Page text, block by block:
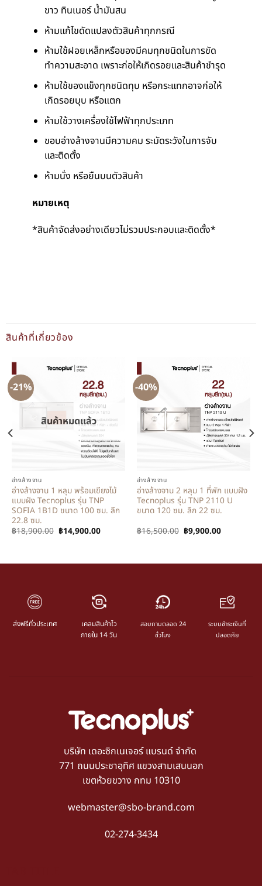
ขาว ทินเนอร์ น้ำมันสน
ห้ามแก้ไขดัดแปลงตัวสินค้าทุกกรณี
ห้ามใช้ฝอยเหล็กหรือของมีคมทุกชนิดในการขัด
ทำความสะอาด เพราะก่อให้เกิดรอยและสินค้าชำรุด
ห้ามใช้ของแข็งทุกชนิดทุบ หรือกระแทกอาจก่อให้
เกิดรอยบุบ หรือแตก
ห้ามใช้วางเครื่องใช้ไฟฟ้าทุกประเภท
ขอบอ่างล้างจานมีความคม ระมัดระวังในการจับ
และติดตั้ง
ห้ามนั่ง หรือยืนบนตัวสินค้า
หมายเหตุ
*สินค้าจัดส่งอย่างเดียวไม่รวมประกอบและติดตั้ง*
สินค้าที่เกี่ยวข้อง
-21%
สินค้าหมดแล้ว
อ่างล้างจาน
อ่างล้างจาน 1 หลุม พร้อมเขียงไม้
แบบฝัง Tecnoplus รุ่น TNP
SOFIA 1B1D ขนาด 100 ซม. ลึก
22.8 ซม.
฿18,900.00 ฿14,900.00
-40%
อ่างล้างจาน
อ่างล้างจาน 2 หลุม 1 ที่พัก แบบฝัง
Tecnoplus รุ่น TNP 2110 U
ขนาด 120 ซม. ลึก 22 ซม.
฿16,500.00 ฿9,900.00
ส่งฟรีทั่วประเทศ
เคลมสินค้าไว
ภายใน 14 วัน
สอบถามตลอด 24
ชั่วโมง
ระบบชำระเงินที่
ปลอดภัย
บริษัท เดอะซิกเนเจอร์ แบรนด์ จำกัด
771 ถนนประชาอุทิศ แขวงสามเสนนอก
เขตห้วยขวาง กทม 10310
webmaster@sbo-brand.com
02-274-3434